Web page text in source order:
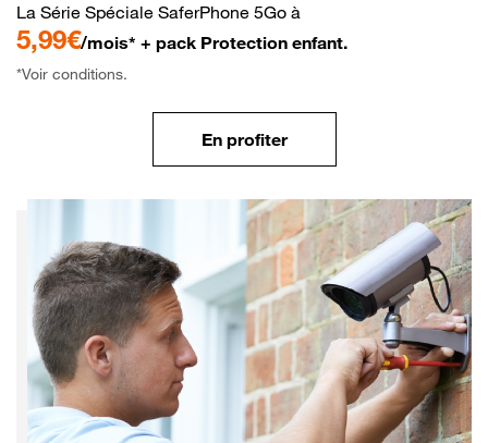
La Série Spéciale SaferPhone 5Go à
5,99€/mois* + pack Protection enfant.
*Voir conditions.
En profiter